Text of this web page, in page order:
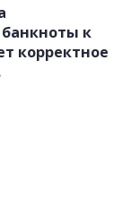
к
корректное